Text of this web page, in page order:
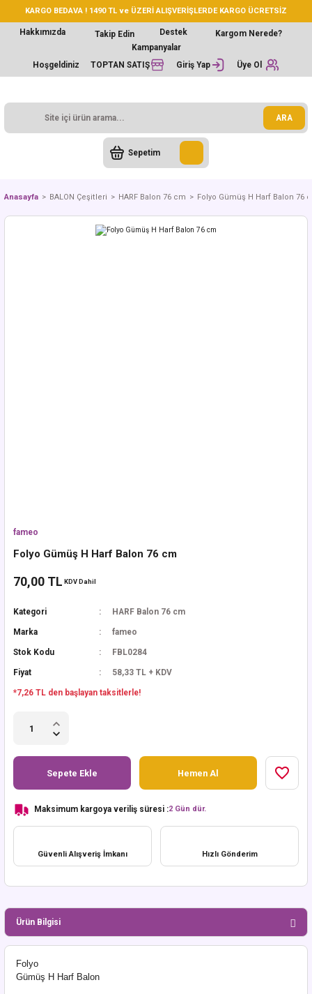
KARGO BEDAVA ! 1490 TL ve ÜZERİ ALIŞVERİŞLERDE KARGO ÜCRETSİZ
Hakkımızda Takip Edin Destek
Kargom Nerede?
Kampanyalar
Hoşgeldiniz
TOPTAN SATIŞ Giriş Yap Üye Ol
ARA
Sepetim
Anasayfa BALON Çeşitleri HARF Balon 76 cm Folyo Gümüş H Harf Balon 76
fameo
Folyo Gümüş H Harf Balon 76 cm
70,00 TL KDV Dahil
Kategori HARF Balon 76 cm
Marka fameo
Stok Kodu FBL0284
Fiyat 58,33 TL + KDV
*7,26 TL den başlayan taksitlerle!
Sepete Ekle Hemen Al
Maksimum kargoya veriliş süresi :2 Gün dür.
Güvenli Alışveriş İmkanı Hızlı Gönderim
Ürün Bilgisi
Folyo
Gümüş H Harf Balon